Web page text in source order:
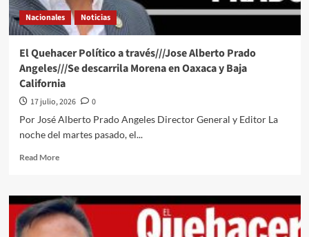
apa?
Nacionales Noticias
El Quehacer Político a través///Jose Alberto Prado
Angeles///Se descarrila Morena en Oaxaca y Baja
California
17 julio, 2026
0
Por José Alberto Prado Angeles Director General y Editor La
noche del martes pasado, el...
Read MoreRead
El
Quehacer
Político